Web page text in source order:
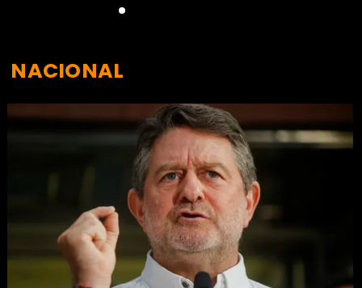
NACIONAL